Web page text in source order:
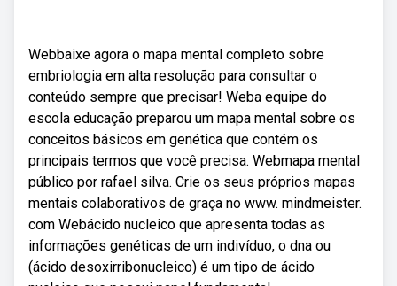
Webbaixe agora o mapa mental completo sobre
embriologia em alta resolução para consultar o
conteúdo sempre que precisar! Weba equipe do
escola educação preparou um mapa mental sobre os
conceitos básicos em genética que contém os
principais termos que você precisa. Webmapa mental
público por rafael silva. Crie os seus próprios mapas
mentais colaborativos de graça no www. mindmeister.
com Webácido nucleico que apresenta todas as
informações genéticas de um indivíduo, o dna ou
(ácido desoxirribonucleico) é um tipo de ácido